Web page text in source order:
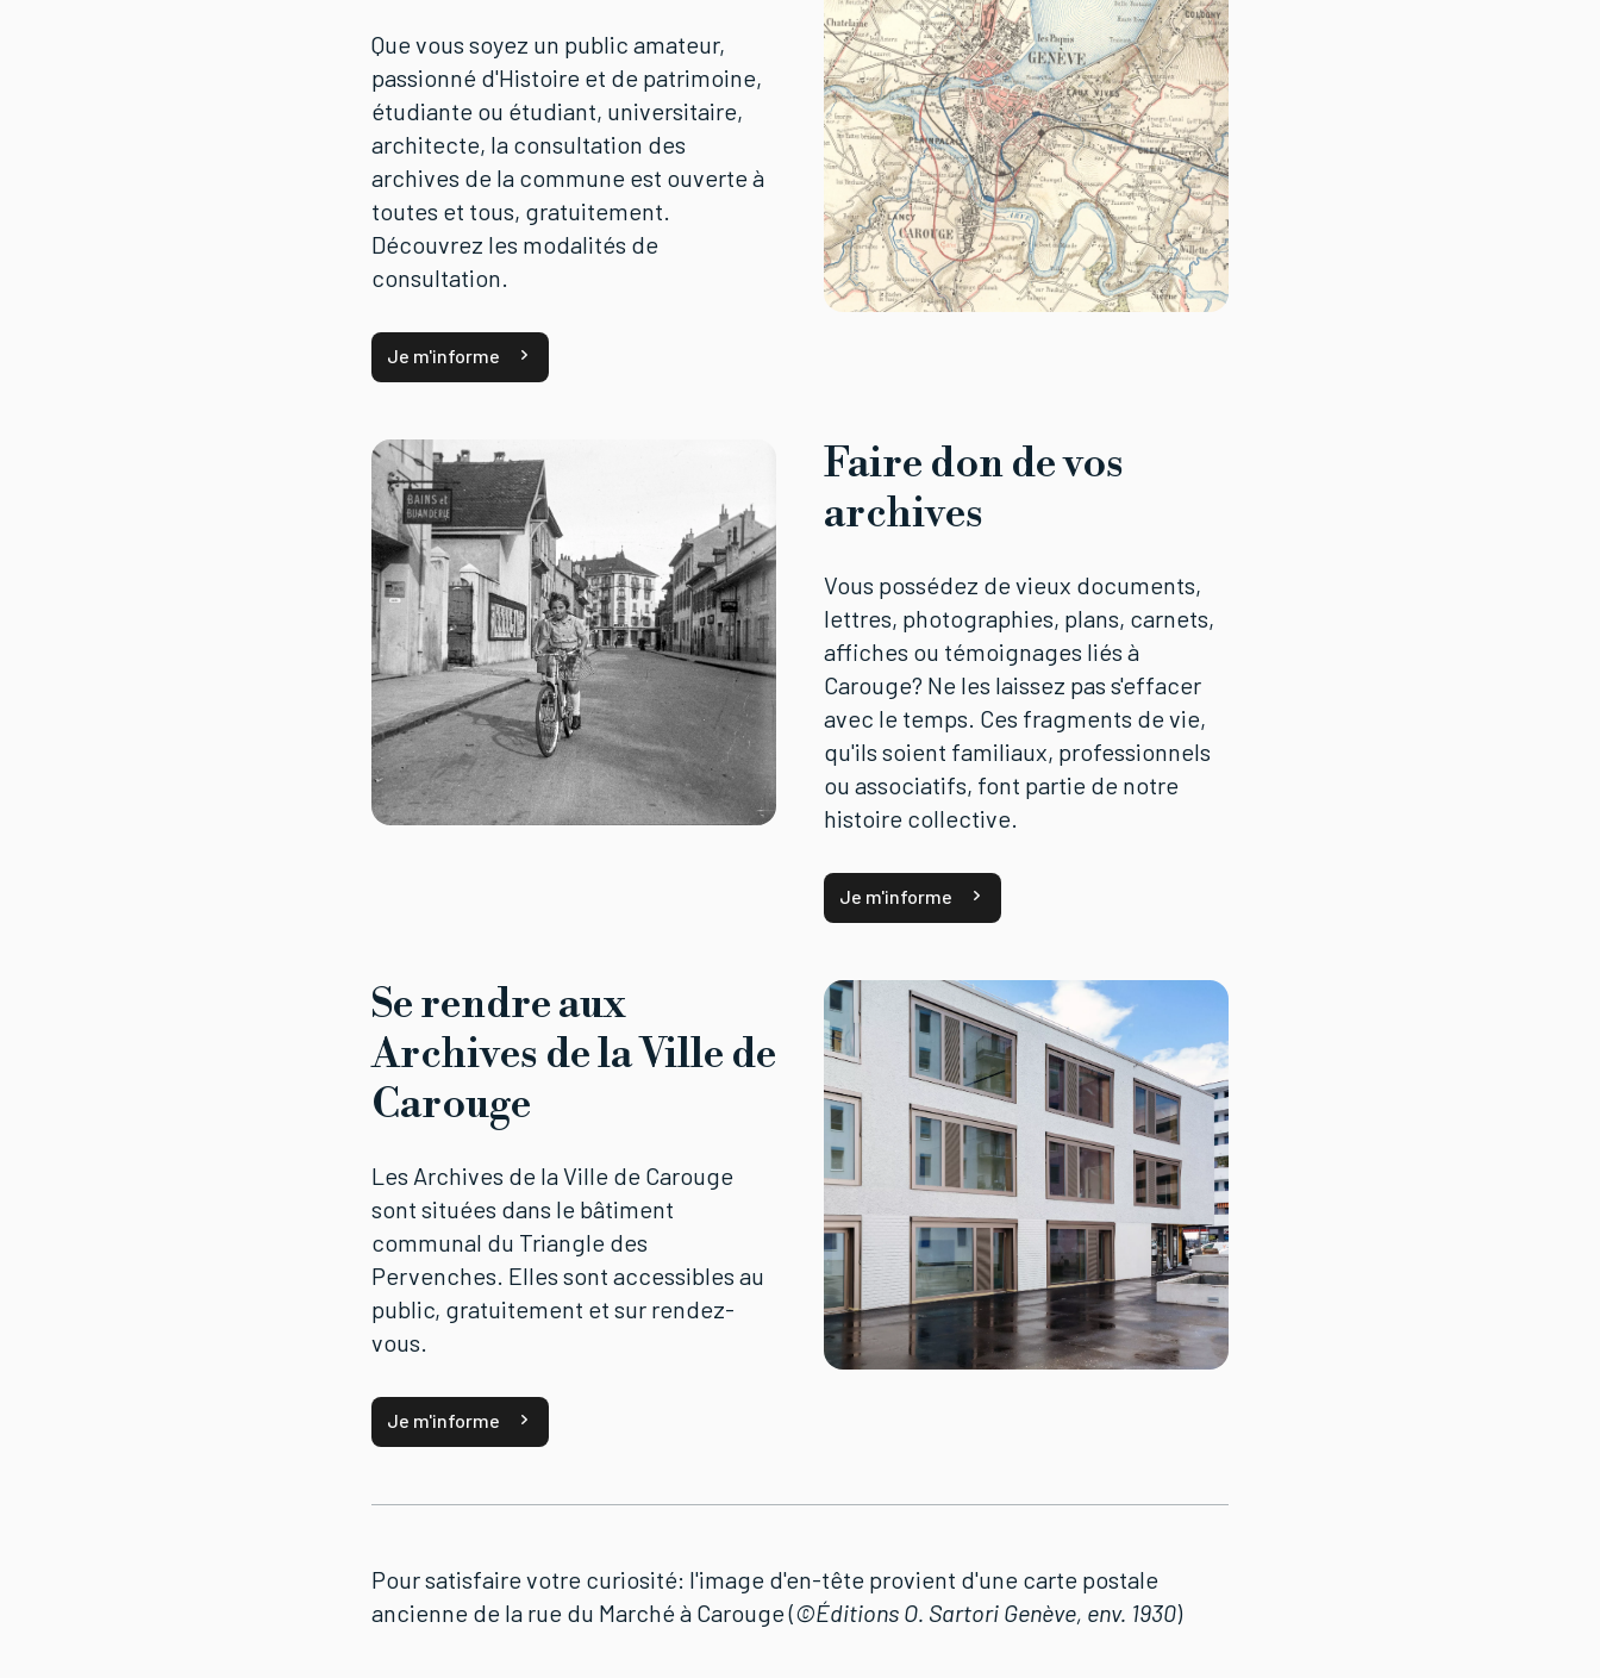
Que vous soyez un public amateur,
passionné d'Histoire et de patrimoine,
étudiante ou étudiant, universitaire,
architecte, la consultation des
archives de la commune est ouverte à
toutes et tous, gratuitement.
Découvrez les modalités de
consultation.
Je m'informe
Faire don de vos
archives
Vous possédez de vieux documents,
lettres, photographies, plans, carnets,
affiches ou témoignages liés à
Carouge? Ne les laissez pas s'effacer
avec le temps. Ces fragments de vie,
qu'ils soient familiaux, professionnels
ou associatifs, font partie de notre
histoire collective.
Je m'informe
Se rendre aux
Archives de la Ville de
Carouge
Les Archives de la Ville de Carouge
sont situées dans le bâtiment
communal du Triangle des
Pervenches. Elles sont accessibles au
public, gratuitement et sur rendez-
vous.
Je m'informe
Pour satisfaire votre curiosité: l'image d'en-tête provient d'une carte postale
ancienne de la rue du Marché à Carouge (©Éditions O. Sartori Genève, env. 1930)